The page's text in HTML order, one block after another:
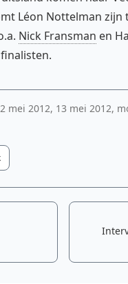
Léon Nottelman
Nick Fransman en
mei 2012, 13 mei 2012,